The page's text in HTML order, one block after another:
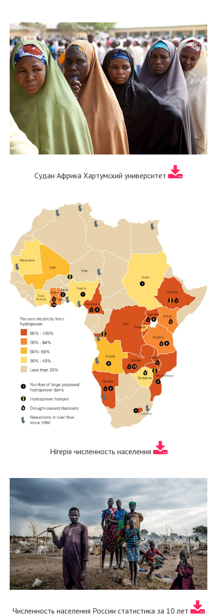
Судан Африка Хартумский университет
Нігерія численность населения
Численность населения России статистика за 10 лет